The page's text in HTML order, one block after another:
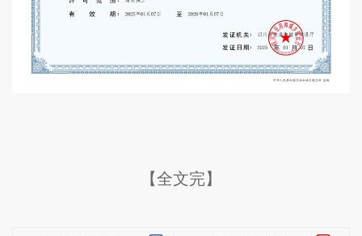
【全文完】